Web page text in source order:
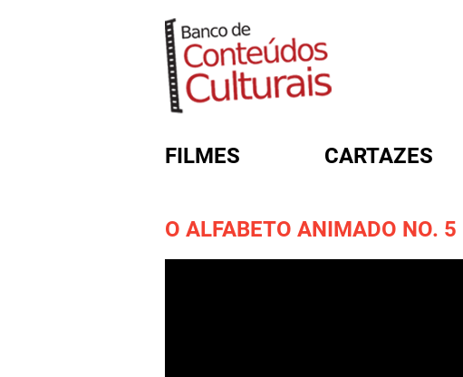
FILMES CARTAZES
O ALFABETO ANIMADO NO. 5